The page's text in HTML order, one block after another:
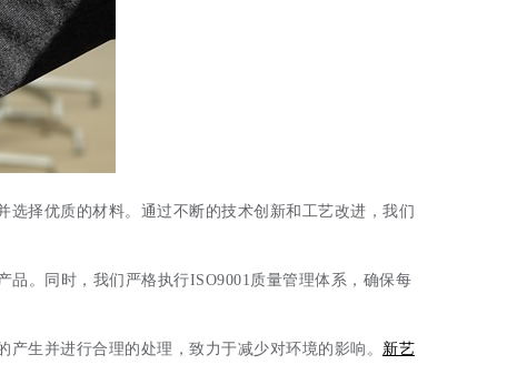
择优质的材料。通过不断的技术创新和工艺改进，我们
。同时，我们严格执行ISO9001质量管理体系，确保每
生并进行合理的处理，致力于减少对环境的影响。 新艺